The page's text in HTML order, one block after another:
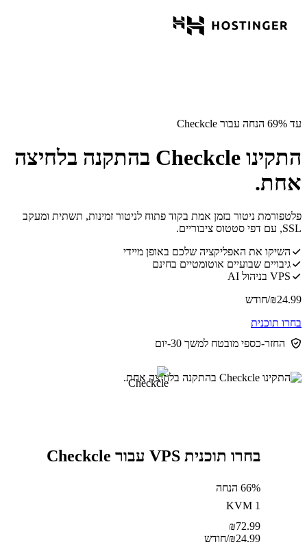
עד 69% הנחה עבור Checkcle
התקינו Checkcle בהתקנה בלחיצה
אחת.
פלטפורמת ניטור בזמן אמת בקוד פתוח לניטור זמינות, תשתית ומעקב
SSL, עם דפי סטטוס ציבוריים.
השיקו את האפליקציה שלכם באופן מיידי
גיבויים שבועיים אוטומטיים בחינם
VPS בניהול AI
24.99
₪/חודש
בחרו תוכנית
החזר-כספי מובטח למשך 30-יום
בחרו תוכנית VPS עבור Checkcle
66% הנחה
KVM 1
72.99
₪
24.99
₪/חודש